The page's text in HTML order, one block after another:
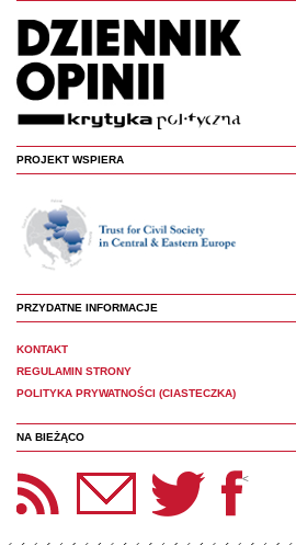
PROJEKT WSPIERA
PRZYDATNE INFORMACJE
KONTAKT
REGULAMIN STRONY
POLITYKA PRYWATNOŚCI (CIASTECZKA)
NA BIEŻĄCO
Panoptyka Facebook <